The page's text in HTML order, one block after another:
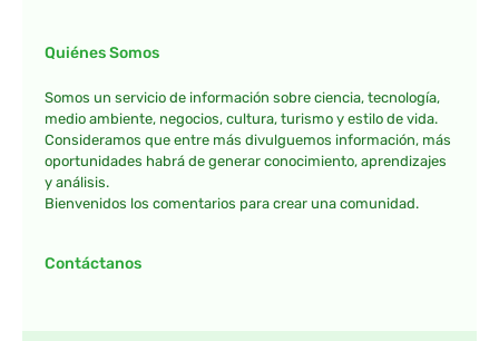
Quiénes Somos
Somos un servicio de información sobre ciencia, tecnología,
medio ambiente, negocios, cultura, turismo y estilo de vida.
Consideramos que entre más divulguemos información, más
oportunidades habrá de generar conocimiento, aprendizajes
y análisis.
Bienvenidos los comentarios para crear una comunidad.
Contáctanos